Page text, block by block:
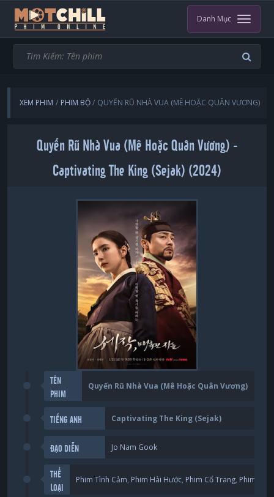
Danh Mục
XEM PHIM PHIM BỘ QUYẾN RŨ NHÀ VUA (MÊ HOẶC QUÂN VƯƠNG)
Quyến Rũ Nhà Vua (Mê Hoặc Quân Vương) -
Captivating The King (Sejak) (2024)
TÊN
PHIM
Quyến Rũ Nhà Vua (Mê Hoặc Quân Vương)
TIẾNG ANH Captivating The King (Sejak)
ĐẠO DIỄN Jo Nam Gook
THỂ
LOẠI
Phim Tình Cảm, Phim Hài Hước, Phim Cổ Trang, Phim